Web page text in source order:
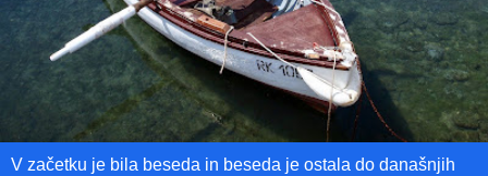
V začetku je bila beseda in beseda je ostala do današnjih